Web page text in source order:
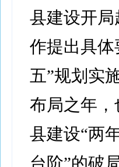
县建设开
作提出具
五”规划实
布局之年
县建设“两
台阶”的破